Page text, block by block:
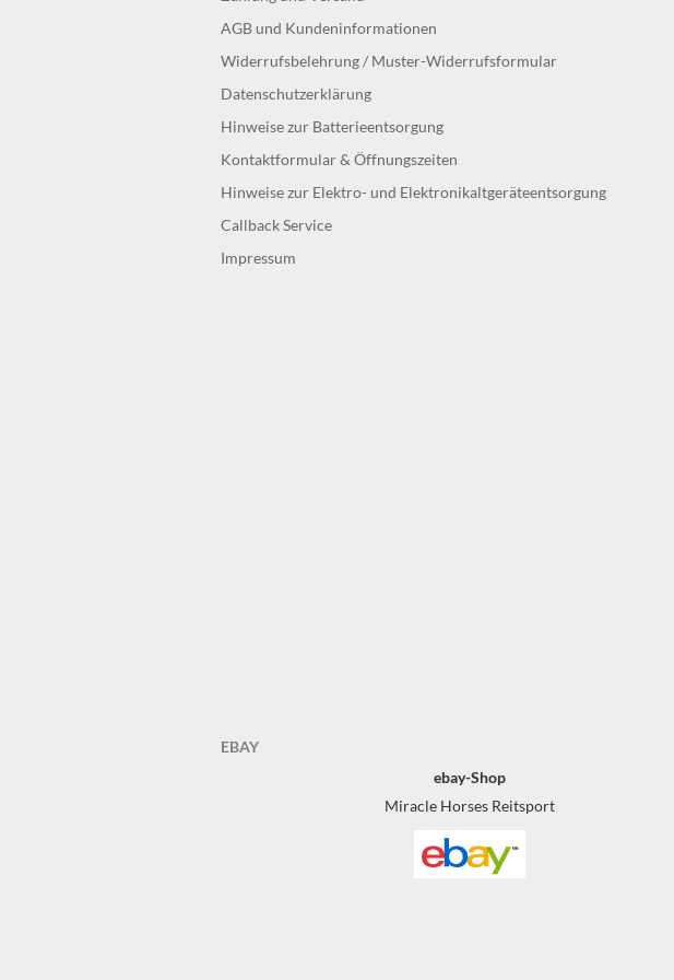
AGB und Kundeninformationen
Widerrufsbelehrung / Muster-Widerrufsformular
Datenschutzerklärung
Hinweise zur Batterieentsorgung
Kontaktformular & Öffnungszeiten
Hinweise zur Elektro- und Elektronikaltgeräteentsorgung
Callback Service
Impressum
EBAY
ebay-Shop
Miracle Horses Reitsport